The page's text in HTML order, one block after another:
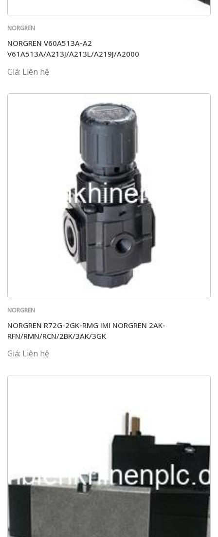
NORGREN
NORGREN V60A513A-A2
V61A513A/A213J/A213L/A219J/A2000
Giá: Liên hệ
NORGREN
NORGREN R72G-2GK-RMG IMI NORGREN 2AK-
RFN/RMN/RCN/2BK/3AK/3GK
Giá: Liên hệ